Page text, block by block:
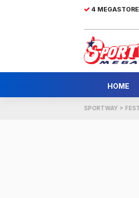
4
HOME
SPORTWAY >